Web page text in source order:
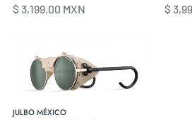
$ 3,199.00 MXN $
(SP3)
Rosa
JULBO MÉXICO